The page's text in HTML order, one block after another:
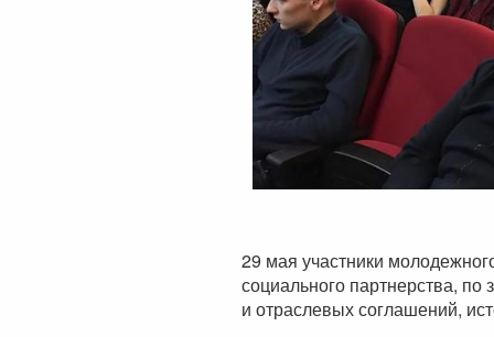
29 мая участники
социального партнерства, по
и отраслевых соглашений,